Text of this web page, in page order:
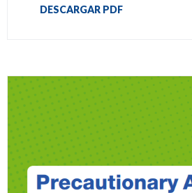
DESCARGAR PDF